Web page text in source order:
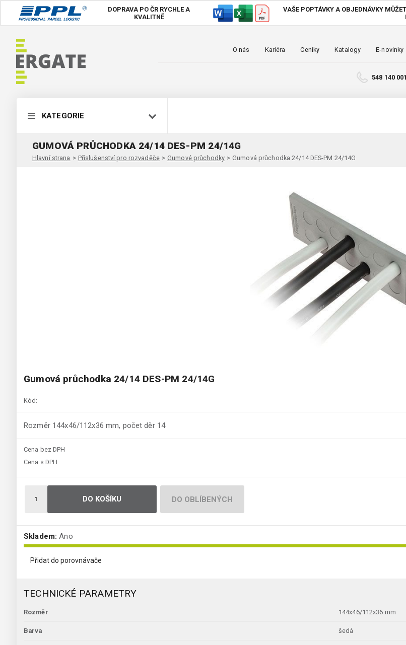
DOPRAVA PO ČR RYCHLE A
KVALITNĚ
VAŠE POPTÁVKY A OBJEDNÁVKY
O nás Kariéra Ceníky Katalogy E-novinky
548 140 001
KATEGORIE
GUMOVÁ PRŮCHODKA 24/14 DES-PM 24/14G
Hlavní strana > Příslušenství pro rozvaděče > Gumové průchodky > Gumová průchodka 24/14 DES-PM 24/14G
Gumová průchodka 24/14 DES-PM 24/14G
Kód:
Rozměr 144x46/112x36 mm, počet děr 14
Cena bez DPH
Cena s DPH
DO KOŠÍKU DO OBLÍBENÝCH
Skladem: Ano
Přidat do porovnávače
TECHNICKÉ PARAMETRY
Rozměr 144x46/112x36 mm
Barva šedá